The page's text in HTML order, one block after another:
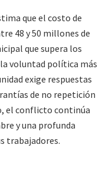
que el costo de
48 y 50 millones de
que supera los
voluntad política más
exige respuestas
de no repetición
el conflicto continúa
y una profunda
trabajadores.